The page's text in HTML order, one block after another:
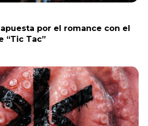
por el romance con el
“Tic Tac”